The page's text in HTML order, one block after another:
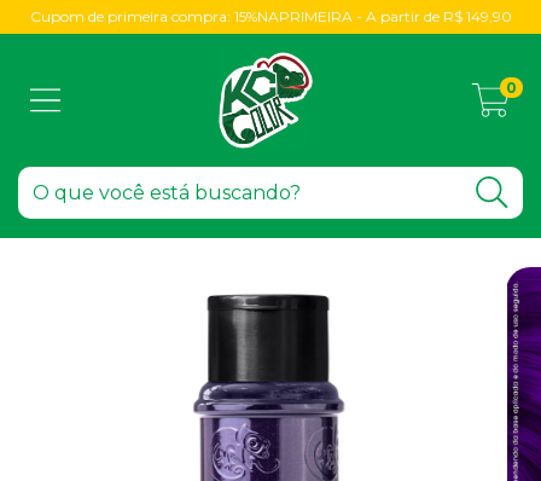
Cupom de primeira compra: 15%NAPRIMEIRA - A partir de R$ 149,90
0